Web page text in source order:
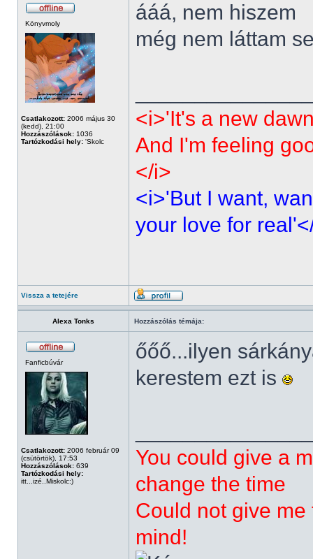
Könyvmoly
Csatlakozott: 2006 május 30
(kedd), 21:00
Hozzászólások: 1036
Tartózkodási hely: 'Skolc
ááá, nem hiszem
még nem láttam
<i>'It's a new
And I'm feeling
</i>
<i>'But I want,
your love for
Vissza a tetejére
Alexa Tonks Hozzászólás témája:
Fanficbúvár
Csatlakozott: 2006 február 09
(csütörtök), 17:53
Hozzászólások: 639
Tartózkodási hely:
itt...izé..Miskolc:)
őőő...ilyen
kerestem ezt is
You could give a
change the time
Could not give
mind!